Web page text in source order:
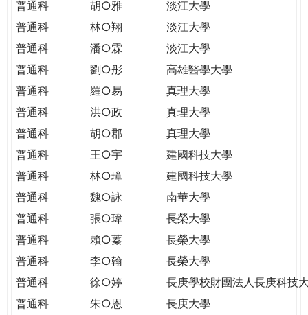
普通科 胡○雅
淡江大學
普通科
林○翔
淡江大學
普通科
潘○霖
淡江大學
普通科
劉○彤
高雄醫學大學
普通科
羅○易
真理大學
普通科
洪○政
真理大學
普通科
胡○郡
真理大學
普通科
王○宇
建國科技大學
普通科
林○璋
建國科技大學
普通科
魏○詠
南華大學
普通科
張○瑋
長榮大學
普通科
賴○蓁
長榮大學
普通科
李○翰
長榮大學
普通科
徐○婷
長庚學校財團法人長庚科技
普通科
朱○恩
長庚大學